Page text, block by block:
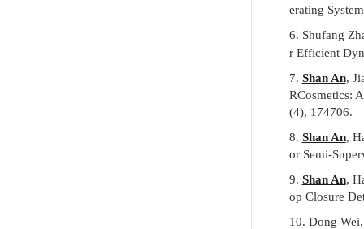
erating
6. Shufang
r Efficient
7. Shan An,
RCosmetics:
(4), 174706.
8. Shan An,
or Semi-
9. Shan An,
op Closure
10. Dong